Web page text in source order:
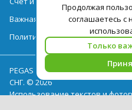
Продолжая
соглашаетесь с
Только
Важная информация по
Политика обработки
PEGAS Touristik — ведущий
СНГ. © 2026
Использование текстов и